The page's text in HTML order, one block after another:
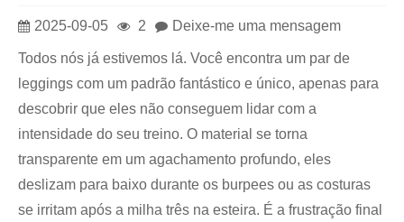
2025-09-05 2 Deixe-me uma mensagem
Todos nós já estivemos lá. Você encontra um par de
leggings com um padrão fantástico e único, apenas para
descobrir que eles não conseguem lidar com a
intensidade do seu treino. O material se torna
transparente em um agachamento profundo, eles
deslizam para baixo durante os burpees ou as costuras
se irritam após a milha três na esteira. É a frustração final